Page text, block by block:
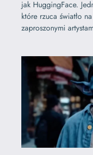
jak HuggingFace.
które rzuca światło
zaproszonymi